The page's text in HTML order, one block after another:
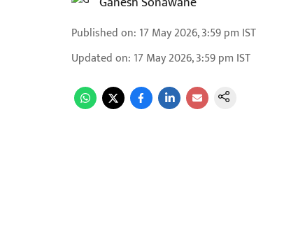
Published on: 17 May 2026, 3:59 pm IST
Updated on: 17 May 2026, 3:59 pm IST